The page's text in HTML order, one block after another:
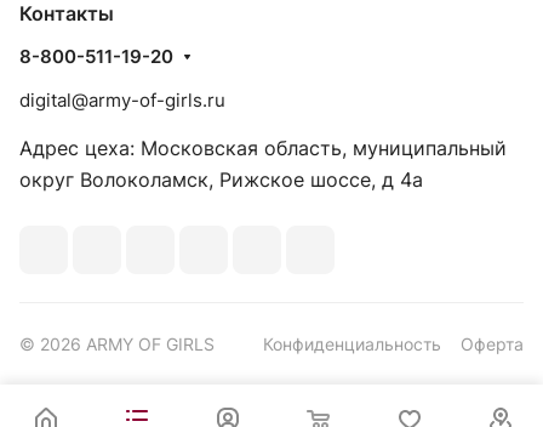
Контакты
8-800-511-19-20
digital@army-of-girls.ru
Адрес цеха: Московская область, муниципальный
округ Волоколамск, Рижское шоссе, д 4а
© 2026 ARMY OF GIRLS Конфиденциальность Оферта